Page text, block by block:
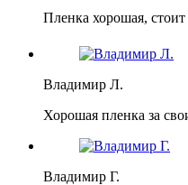
Пленка хорошая,
Владимир Л.
Хорошая пленка за
Владимир Г.